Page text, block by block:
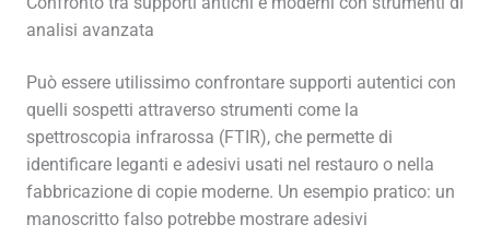
analisi avanzata
Può essere utilissimo confrontare supporti autentici con
quelli sospetti attraverso strumenti come la
spettroscopia infrarossa (FTIR), che permette di
identificare leganti e adesivi usati nel restauro o nella
fabbricazione di copie moderne. Un esempio pratico: un
manoscritto falso potrebbe mostrare adesivi